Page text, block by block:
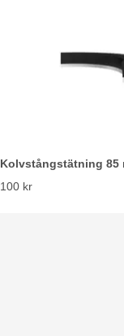
Kolvstångstätning 85
100 kr